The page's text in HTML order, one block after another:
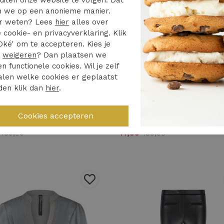
189,95
70%
Zip73
47,99159,95
we op een anonieme manier.
weten? Lees hier alles over
cookie- en privacyverklaring. Klik
om te accepteren. Kies je
weigeren? Dan plaatsen we
functionele cookies. Wil je zelf
welke cookies er geplaatst
klik dan hier.